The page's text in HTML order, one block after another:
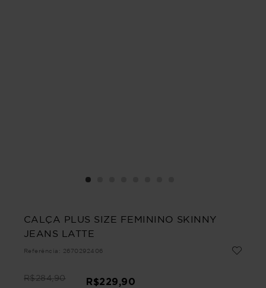
CALÇA PLUS SIZE FEMININO SKINNY
JEANS LATTE
Referência : 2670292406
R$284,90 R$229,90